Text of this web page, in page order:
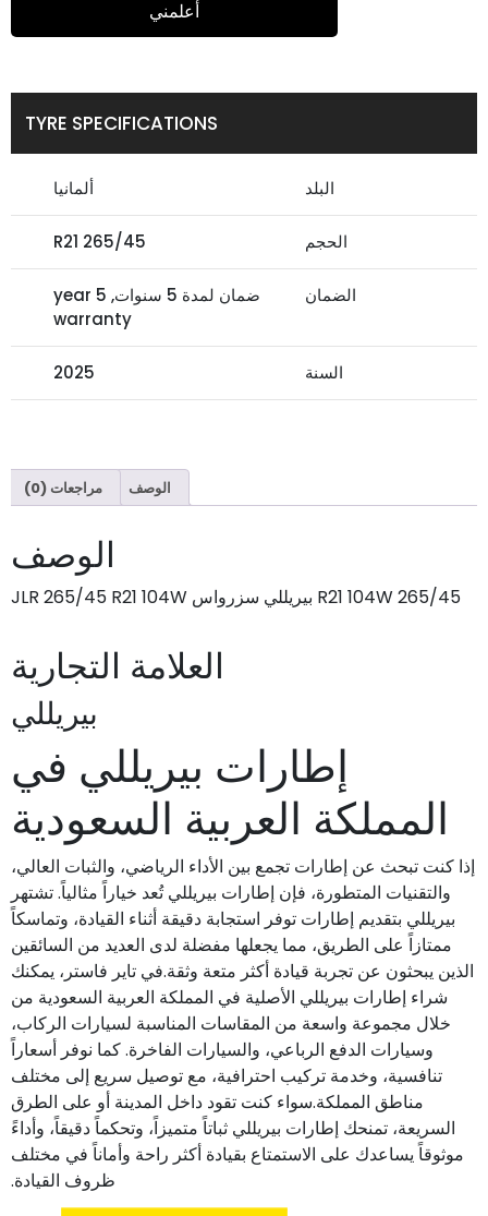
أعلمني
TYRE SPECIFICATIONS
البلد ألمانيا
الحجم 265/45 R21
الضمان
ضمان لمدة 5 سنوات, 5 year
warranty
السنة 2025
الوصف مراجعات (0)
الوصف
265/45 R21 104W بيريللي سزرواس JLR 265/45 R21 104W
العلامة التجارية
بيريللي
إطارات بيريللي في
المملكة العربية السعودية
إذا كنت تبحث عن إطارات تجمع بين الأداء الرياضي، والثبات العالي،
والتقنيات المتطورة، فإن إطارات بيريللي تُعد خياراً مثالياً. تشتهر
بيريللي بتقديم إطارات توفر استجابة دقيقة أثناء القيادة، وتماسكاً
ممتازاً على الطريق، مما يجعلها مفضلة لدى العديد من السائقين
الذين يبحثون عن تجربة قيادة أكثر متعة وثقة.في تاير فاستر، يمكنك
شراء إطارات بيريللي الأصلية في المملكة العربية السعودية من
خلال مجموعة واسعة من المقاسات المناسبة لسيارات الركاب،
وسيارات الدفع الرباعي، والسيارات الفاخرة. كما نوفر أسعاراً
تنافسية، وخدمة تركيب احترافية، مع توصيل سريع إلى مختلف
مناطق المملكة.سواء كنت تقود داخل المدينة أو على الطرق
السريعة، تمنحك إطارات بيريللي ثباتاً متميزاً، وتحكماً دقيقاً، وأداءً
موثوقاً يساعدك على الاستمتاع بقيادة أكثر راحة وأماناً في مختلف
ظروف القيادة.